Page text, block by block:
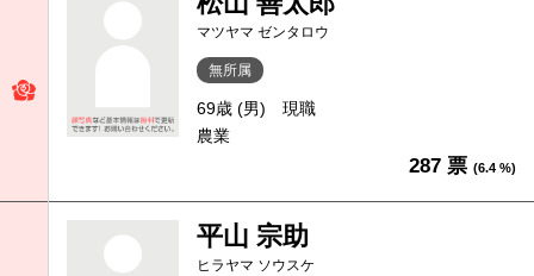
マツヤマ ゼンタロウ
無所属
69歳 (男)
現職
農業
287 票 (6.4 %)
平山 宗助
ヒラヤマ ソウスケ